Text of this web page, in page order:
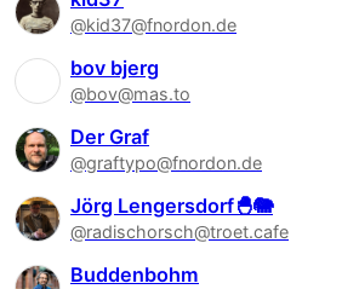
@kid37@fnordon.de
bov bjerg
@bov@mas.to
Der Graf
@graftypo@fnordon.de
Jörg Lengersdorf🐣🐘
@radischorsch@troet.cafe
Buddenbohm